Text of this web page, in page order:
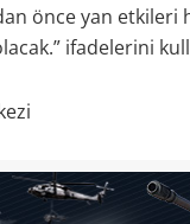
önce yan etkileri
ifadelerini